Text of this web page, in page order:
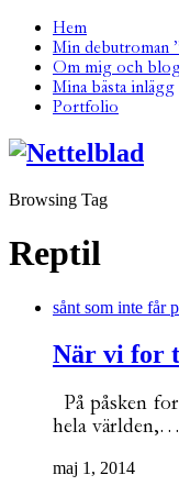
Hem
Min debutroman
Om mig och
Mina bästa inlägg
Portfolio
Browsing Tag
Reptil
sånt som inte får
När vi for
På påsken
hela världen,…
maj 1, 2014